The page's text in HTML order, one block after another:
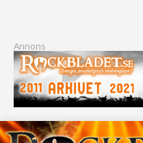
Annons